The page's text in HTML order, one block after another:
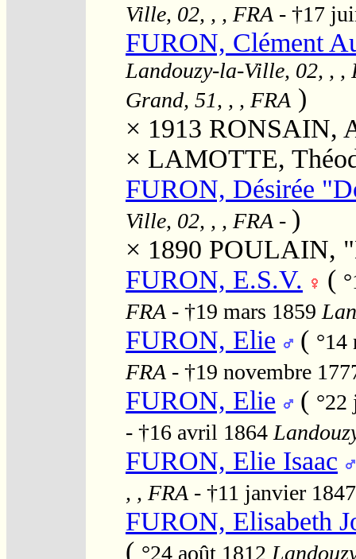
Ville, 02, , , FRA - †17
FURON, Clément
Landouzy-la-Ville, 02, , ,
Grand, 51, , , FRA )
× 1913 RONSAIN,
× LAMOTTE,
FURON, Désirée
Ville, 02, , , FRA - )
× 1890 POULAIN,
FURON, E.S.V.
(
FRA - †19 mars 1859
FURON, Elie ( °14
FRA - †19 novembre
FURON, Elie (
- †16 avril 1864
FURON, Elie Isaac
, , FRA - †11 janvier
FURON, Elisabeth
( °24 août 1812